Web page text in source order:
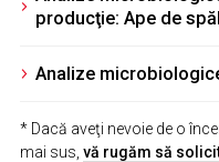
producţie: Ape de
Analize
* Dacă aveţi nevoie de o
mai sus, vă rugăm să